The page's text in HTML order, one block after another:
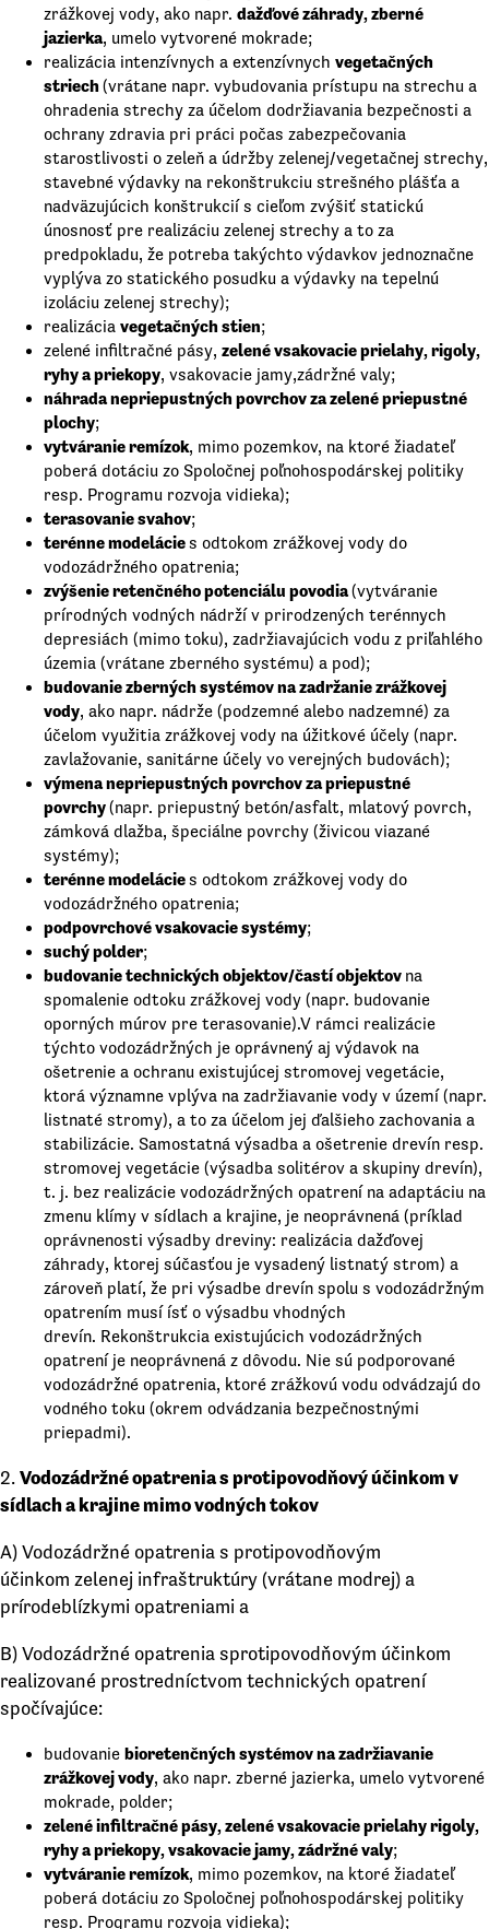
zrážkovej vody, ako napr. dažďové záhrady, zberné
jazierka, umelo vytvorené mokrade;
realizácia intenzívnych a extenzívnych vegetačných
striech (vrátane napr. vybudovania prístupu na strechu a
ohradenia strechy za účelom dodržiavania bezpečnosti a
ochrany zdravia pri práci počas zabezpečovania
starostlivosti o zeleň a údržby zelenej/vegetačnej strechy,
stavebné výdavky na rekonštrukciu strešného plášťa a
nadväzujúcich konštrukcií s cieľom zvýšiť statickú
únosnosť pre realizáciu zelenej strechy a to za
predpokladu, že potreba takýchto výdavkov jednoznačne
vyplýva zo statického posudku a výdavky na tepelnú
izoláciu zelenej strechy);
realizácia vegetačných stien;
zelené infiltračné pásy, zelené vsakovacie prielahy, rigoly,
ryhy a priekopy, vsakovacie jamy,zádržné valy;
náhrada nepriepustných povrchov za zelené priepustné
plochy;
vytváranie remízok, mimo pozemkov, na ktoré žiadateľ
poberá dotáciu zo Spoločnej poľnohospodárskej politiky
resp. Programu rozvoja vidieka);
terasovanie svahov;
terénne modelácies odtokom zrážkovej vody do
vodozádržného opatrenia;
zvýšenie retenčného potenciálu povodia(vytváranie
prírodných vodných nádrží v prirodzených terénnych
depresiách (mimo toku), zadržiavajúcich vodu z priľahlého
územia (vrátane zberného systému) a pod);
budovanie zberných systémov na zadržanie zrážkovej
vody, ako napr. nádrže (podzemné alebo nadzemné) za
účelom využitia zrážkovej vody na úžitkové účely (napr.
zavlažovanie, sanitárne účely vo verejných budovách);
výmena nepriepustných povrchov za priepustné
povrchy(napr. priepustný betón/asfalt, mlatový povrch,
zámková dlažba, špeciálne povrchy (živicou viazané
systémy);
terénne modelácies odtokom zrážkovej vody do
vodozádržného opatrenia;
podpovrchové vsakovacie systémy;
suchý polder;
budovanie technických objektov/častí objektov na
spomalenie odtoku zrážkovej vody (napr. budovanie
oporných múrov pre terasovanie).V rámci realizácie
týchto vodozádržných je oprávnený aj výdavok na
ošetrenie a ochranu existujúcej stromovej vegetácie,
ktorá významne vplýva na zadržiavanie vody v území (napr.
listnaté stromy), a to za účelom jej ďalšieho zachovania a
stabilizácie. Samostatná výsadba a ošetrenie drevín resp.
stromovej vegetácie (výsadba solitérov a skupiny drevín),
t. j. bez realizácie vodozádržných opatrení na adaptáciu na
zmenu klímy v sídlach a krajine, je neoprávnená (príklad
oprávnenosti výsadby dreviny: realizácia dažďovej
záhrady, ktorej súčasťou je vysadený listnatý strom) a
zároveň platí, že pri výsadbe drevín spolu s vodozádržným
opatrením musí ísť o výsadbu vhodných
drevín. Rekonštrukcia existujúcich vodozádržných
opatrení je neoprávnená z dôvodu. Nie sú podporované
vodozádržné opatrenia, ktoré zrážkovú vodu odvádzajú do
vodného toku (okrem odvádzania bezpečnostnými
priepadmi).
2. Vodozádržné opatrenia s protipovodňový účinkom v
sídlach a krajine mimo vodných tokov
A) Vodozádržné opatrenia s protipovodňovým
účinkom zelenej infraštruktúry (vrátane modrej) a
prírodeblízkymi opatreniami a
B) Vodozádržné opatrenia sprotipovodňovým účinkom
realizované prostredníctvom technických opatrení
spočívajúce:
budovanie bioretenčných systémov na zadržiavanie
zrážkovej vody, ako napr. zberné jazierka, umelo vytvorené
mokrade, polder;
zelené infiltračné pásy, zelené vsakovacie prielahy rigoly,
ryhy a priekopy, vsakovacie jamy, zádržné valy;
vytváranie remízok, mimo pozemkov, na ktoré žiadateľ
poberá dotáciu zo Spoločnej poľnohospodárskej politiky
resp. Programu rozvoja vidieka);